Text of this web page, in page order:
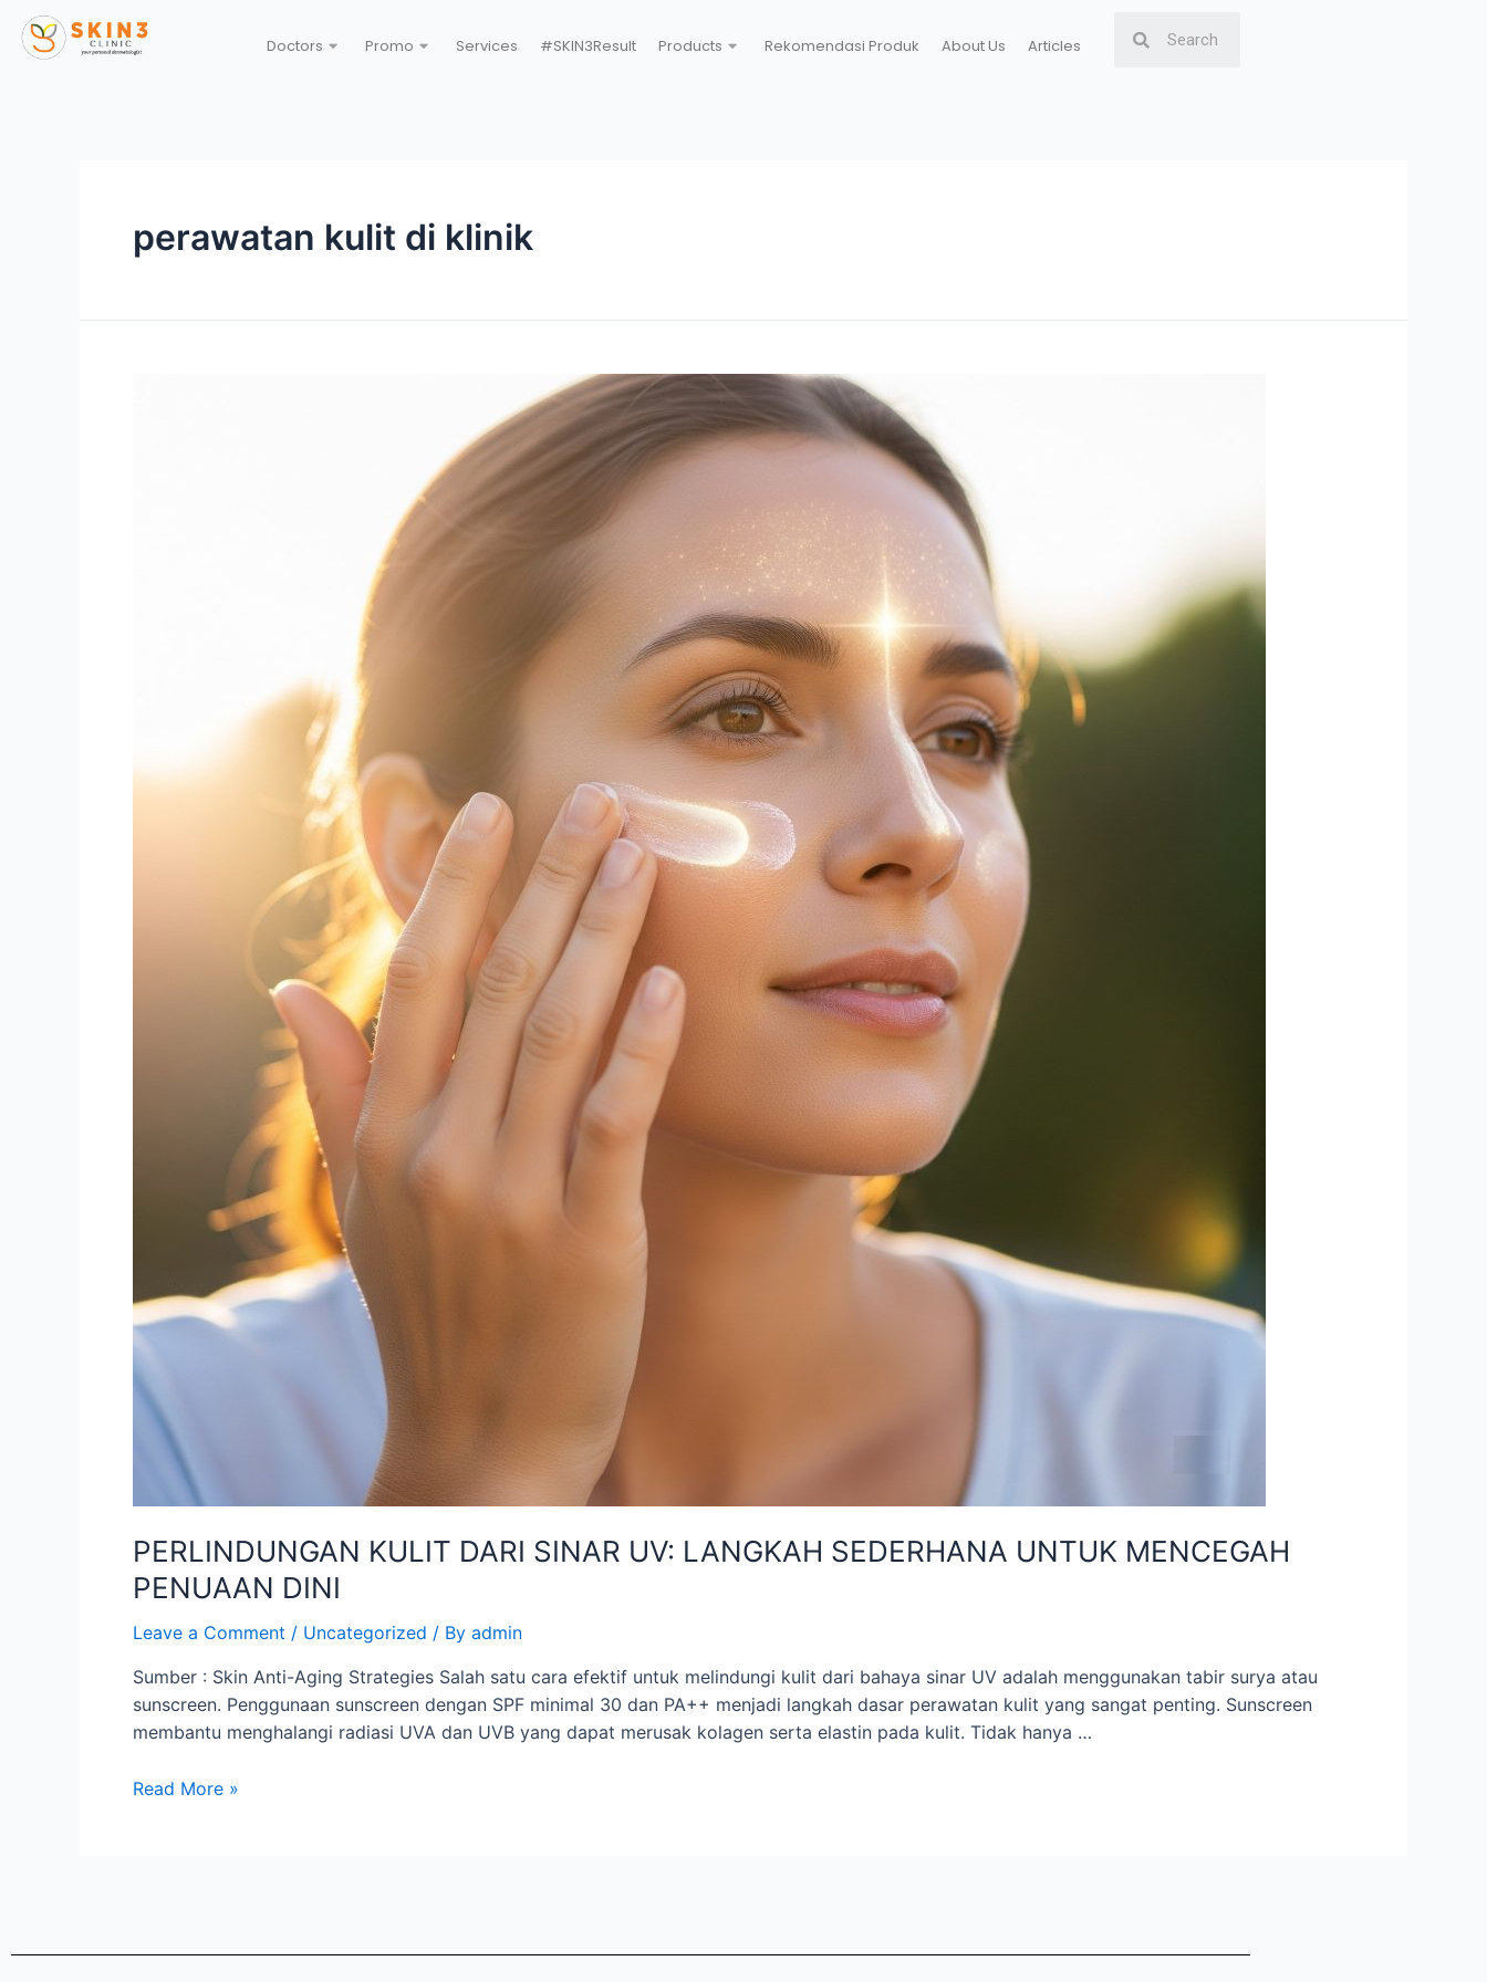
Doctors Promo Services #SKIN3Result Products Rekomendasi Produk About Us Articles
perawatan kulit di klinik
PERLINDUNGAN KULIT DARI SINAR UV: LANGKAH SEDERHANA UNTUK MENCEGAH
PENUAAN DINI
Leave a Comment / Uncategorized / By admin
Sumber : Skin Anti-Aging Strategies Salah satu cara efektif untuk melindungi kulit dari bahaya sinar UV adalah menggunakan tabir surya atau
sunscreen. Penggunaan sunscreen dengan SPF minimal 30 dan PA++ menjadi langkah dasar perawatan kulit yang sangat penting. Sunscreen
membantu menghalangi radiasi UVA dan UVB yang dapat merusak kolagen serta elastin pada kulit. Tidak hanya …
Read More »